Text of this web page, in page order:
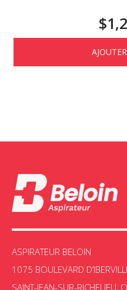
$
ASPIRATEUR BELOIN
1075 BOULEVARD
SAINT-JEAN-SUR-RICHELIEU,